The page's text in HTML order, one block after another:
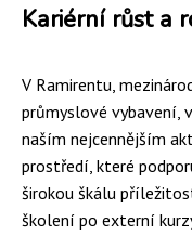
Kariérní růst a
V Ramirentu,
průmyslové vybavení,
naším nejcennějším
prostředí, které
širokou škálu
školení po externí